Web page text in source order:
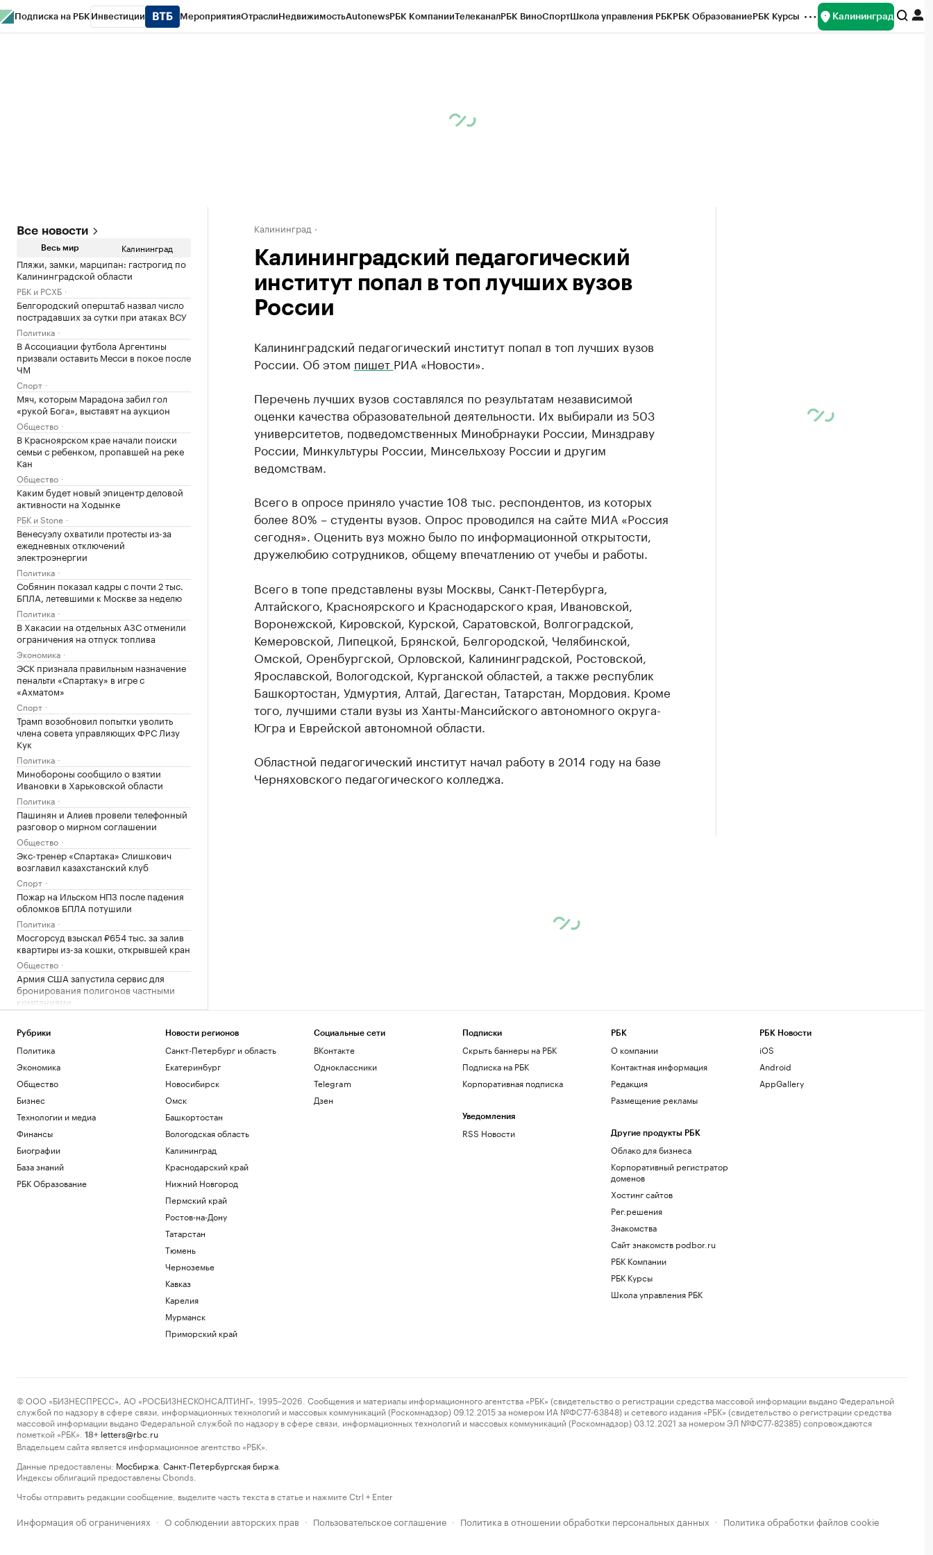
Подписка на РБК Инвестиции МероприятияОтраслиНедвижимостьAutonewsРБК КомпанииТелеканалРБК ВиноСпортШкола управления РБКРБК ОбразованиеРБК Курсы Калининград
Все новости
Весь мир Калининград
Пляжи, замки, марципан: гастрогид по
Калининградской области
РБК и РСХБ
Белгородский оперштаб назвал число
пострадавших за сутки при атаках ВСУ
Политика
В Ассоциации футбола Аргентины
призвали оставить Месси в покое после
ЧМ
Спорт
Мяч, которым Марадона забил гол
«рукой Бога», выставят на аукцион
Общество
В Красноярском крае начали поиски
семьи с ребенком, пропавшей на реке
Кан
Общество
Каким будет новый эпицентр деловой
активности на Ходынке
РБК и Stone
Венесуэлу охватили протесты из-за
ежедневных отключений
электроэнергии
Политика
Собянин показал кадры с почти 2 тыс.
БПЛА, летевшими к Москве за неделю
Политика
В Хакасии на отдельных АЗС отменили
ограничения на отпуск топлива
Экономика
ЭСК признала правильным назначение
пенальти «Спартаку» в игре с
«Ахматом»
Спорт
Трамп возобновил попытки уволить
члена совета управляющих ФРС Лизу
Кук
Политика
Минобороны сообщило о взятии
Ивановки в Харьковской области
Политика
Пашинян и Алиев провели телефонный
разговор о мирном соглашении
Общество
Экс-тренер «Спартака» Слишкович
возглавил казахстанский клуб
Спорт
Пожар на Ильском НПЗ после падения
обломков БПЛА потушили
Политика
Мосгорсуд взыскал ₽654 тыс. за залив
квартиры из-за кошки, открывшей кран
Общество
Армия США запустила сервис для
бронирования полигонов частными
компаниями
Собянин сообщил о 1984 дронах,
августа
Политика
Как испанские власти готовятся к
новому прорыву в Сеуту и Мелилью
Стала известна причина смерти 29-
летнего игрока клуба НБА «Мемфис»
Кларка
Спорт
Загрузить еще
Калининград
Калининградский педагогический
институт попал в топ лучших вузов
России
Калининградский педагогический институт попал в топ лучших вузов
России. Об этом пишет РИА «Новости».
Перечень лучших вузов составлялся по результатам независимой
оценки качества образовательной деятельности. Их выбирали из 503
университетов, подведомственных Минобрнауки России, Минздраву
России, Минкультуры России, Минсельхозу России и другим
ведомствам.
Всего в опросе приняло участие 108 тыс. респондентов, из которых
более 80% – студенты вузов. Опрос проводился на сайте МИА «Россия
сегодня». Оценить вуз можно было по информационной открытости,
дружелюбию сотрудников, общему впечатлению от учебы и работы.
Всего в топе представлены вузы Москвы, Санкт-Петербурга,
Алтайского, Красноярского и Краснодарского края, Ивановской,
Воронежской, Кировской, Курской, Саратовской, Волгоградской,
Кемеровской, Липецкой, Брянской, Белгородской, Челябинской,
Омской, Оренбургской, Орловской, Калининградской, Ростовской,
Ярославской, Вологодской, Курганской областей, а также республик
Башкортостан, Удмуртия, Алтай, Дагестан, Татарстан, Мордовия. Кроме
того, лучшими стали вузы из Ханты-Мансийского автономного округа-
Югра и Еврейской автономной области.
Областной педагогический институт начал работу в 2014 году на базе
Черняховского педагогического колледжа.
Рубрики
Политика
Экономика
Общество
Бизнес
Технологии и медиа
Финансы
Биографии
База знаний
РБК Образование
Новости регионов
Санкт-Петербург и область
Екатеринбург
Новосибирск
Омск
Башкортостан
Вологодская область
Калининград
Краснодарский край
Нижний Новгород
Пермский край
Ростов-на-Дону
Татарстан
Тюмень
Черноземье
Кавказ
Карелия
Мурманск
Приморский край
Социальные сети
ВКонтакте
Одноклассники
Telegram
Дзен
Подписки
Скрыть баннеры на РБК
Подписка на РБК
Корпоративная подписка
Уведомления
RSS Новости
РБК
О компании
Контактная информация
Редакция
Размещение рекламы
Другие продукты РБК
Облако для бизнеса
Корпоративный регистратор
доменов
Хостинг сайтов
Рег.решения
Знакомства
Сайт знакомств podbor.ru
РБК Компании
РБК Курсы
Школа управления РБК
РБК Новости
iOS
Android
AppGallery
© ООО «БИЗНЕСПРЕСС», АО «РОСБИЗНЕСКОНСАЛТИНГ», 1995–2026. Сообщения и материалы информационного агентства «РБК» (свидетельство о регистрации средства массовой информации выдано Федеральной
службой по надзору в сфере связи, информационных технологий и массовых коммуникаций (Роскомнадзор) 09.12.2015 за номером ИА №ФС77-63848) и сетевого издания «РБК» (свидетельство о регистрации средства
массовой информации выдано Федеральной службой по надзору в сфере связи, информационных технологий и массовых коммуникаций (Роскомнадзор) 03.12.2021 за номером ЭЛ №ФС77-82385) сопровождаются
пометкой «РБК».
18+ letters@rbc.ru
Владельцем сайта является информационное агентство «РБК».
Данные предоставлены: Мосбиржа Санкт-Петербургская биржа
Индексы облигаций предоставлены Cbonds.
Чтобы отправить редакции сообщение, выделите часть текста в статье и нажмите Ctrl + Enter
Информация об ограничениях · О соблюдении авторских прав · Пользовательское соглашение · Политика в отношении обработки персональных данных · Политика обработки файлов cookie